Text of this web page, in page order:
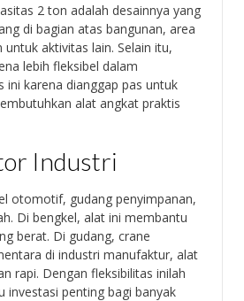
2 ton adalah desainnya yang
di bagian atas bangunan, area
aktivitas lain. Selain itu,
lebih fleksibel dalam
ini karena dianggap pas untuk
alat angkat praktis
Industri
otomotif, gudang penyimpanan,
Di bengkel, alat ini membantu
berat. Di gudang, crane
di industri manufaktur, alat
rapi. Dengan fleksibilitas inilah
investasi penting bagi banyak